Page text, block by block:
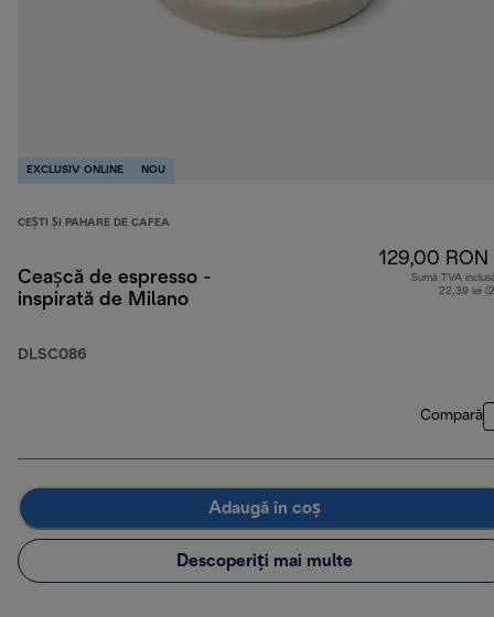
EXCLUSIV ONLINE NOU
CEȘTI ȘI PAHARE DE CAFEA
Ceașcă de espresso -
inspirată de Milano
DLSC086
129,00 RON
Sumă TVA
22,39 lei
Compară
Adaugă în coș
Descoperiți mai multe